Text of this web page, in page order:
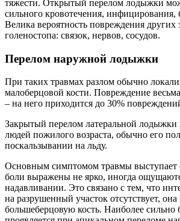
тяжести. Открытый перелом лодыжки
сильного кровотечения, инфицирования,
Велика вероятность повреждения других
голеностопа: связок, нервов, сосудов.
Перелом наружной лодыжки
При таких травмах разлом обычно
малоберцовой кости. Повреждение
– на него приходится до 30%
Закрытый перелом латеральной лодыжки
людей пожилого возраста, обычно его
поскальзывании на льду.
Основным симптомом травмы выступает
боли выражены не ярко, иногда
надавливании. Это связано с тем, что
на разрушенный участок отсутствует,
большеберцовую кость. Наиболее сильно